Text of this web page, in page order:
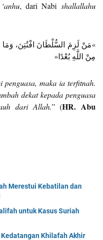
, dari Nabishallallahu
»مَنْ لَزِمَ السُّلْطَانَ افْتُتِنَ، وَمَا
مِنْ اللَّهِ بُعْدًا«
penguasa, maka ia terfitnah.
dekat kepada penguasa
dari Allah.” (HR. Abu
Merestui Kebatilan dan
untuk Kasus Suriah
Khilafah Akhir